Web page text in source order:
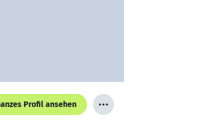
Profil ansehen